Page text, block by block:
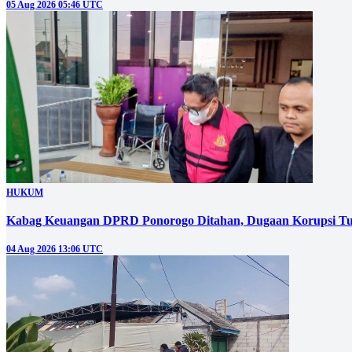
05 Aug 2026 05:46 UTC
HUKUM
Kabag Keuangan DPRD Ponorogo Ditahan, Dugaan Korupsi
04 Aug 2026 13:06 UTC